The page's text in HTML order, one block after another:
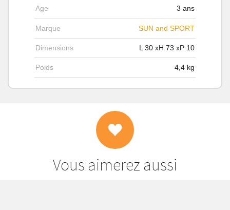
Age 3 ans
Marque SUN and SPORT
Dimensions L 30xH 73 xP 10
Poids 4,4kg
Vous aimerez aussi